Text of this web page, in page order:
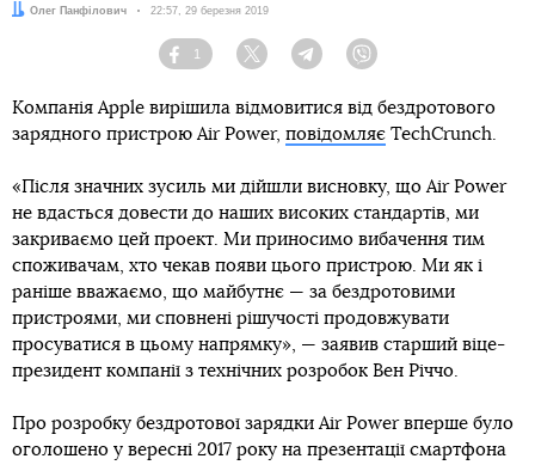
Автор:
Олег Панфілович Дата:
22:57, 29 березня 2019
Facebook
1
Twitter TelegramViber
Компанія Apple вирішила відмовитися від бездротового
зарядного пристрою Air Power, повідомляє TechCrunch.
«Після значних зусиль ми дійшли висновку, що Air Power
не вдасться довести до наших високих стандартів, ми
закриваємо цей проект. Ми приносимо вибачення тим
споживачам, хто чекав появи цього пристрою. Ми як і
раніше вважаємо, що майбутнє — за бездротовими
пристроями, ми сповнені рішучості продовжувати
просуватися в цьому напрямку», — заявив старший віце-
президент компанії з технічних розробок Вен Річчо.
Про розробку бездротової зарядки Air Power вперше було
оголошено у вересні 2017 року на презентації смартфона